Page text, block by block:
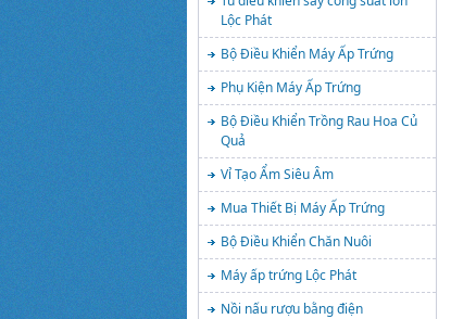
Lộc Phát
Bộ Điều Khiển Máy Ấp Trứng
Phụ Kiện Máy Ấp Trứng
Bộ Điều Khiển Trồng Rau Hoa Củ
Quả
Vỉ Tạo Ẩm Siêu Âm
Mua Thiết Bị Máy Ấp Trứng
Bộ Điều Khiển Chăn Nuôi
Máy ấp trứng Lộc Phát
Nồi nấu rượu bằng điện